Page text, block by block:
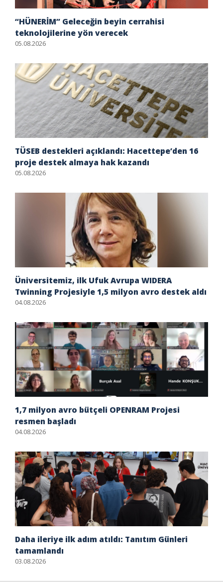
“HÜNERİM” Geleceğin beyin cerrahisi
teknolojilerine yön verecek
05.08.2026
TÜSEB destekleri açıklandı: Hacettepe’den 16
proje destek almaya hak kazandı
05.08.2026
Üniversitemiz, ilk Ufuk Avrupa WIDERA
Twinning Projesiyle 1,5 milyon avro destek aldı
04.08.2026
1,7 milyon avro bütçeli OPENRAM Projesi
resmen başladı
04.08.2026
Daha ileriye ilk adım atıldı: Tanıtım Günleri
tamamlandı
03.08.2026